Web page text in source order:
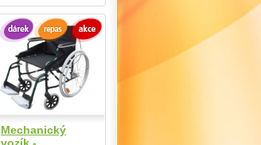
Mechanický
vozík -